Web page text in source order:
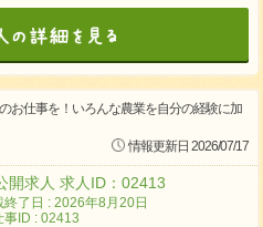
お仕事を！いろんな農業を自分の経験に加
情報更新日 2026/07/17
開求人 求人ID：02413
終了日 : 2026年8月20日
事ID : 02413